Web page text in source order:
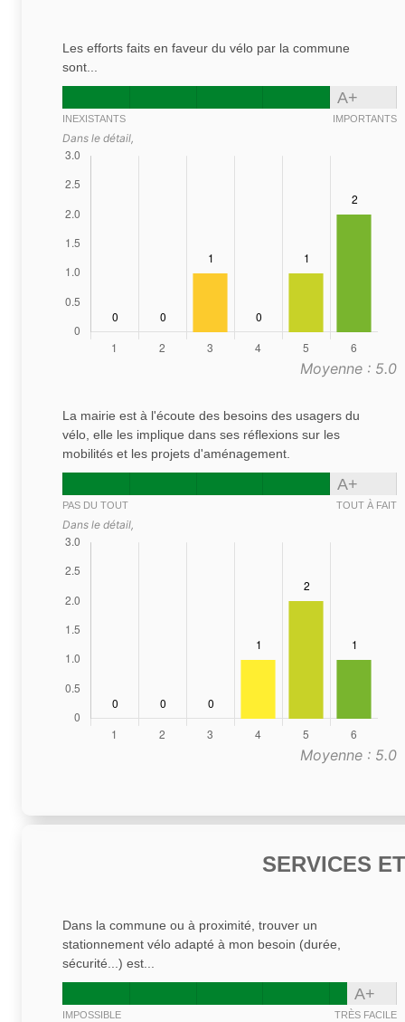
Les efforts faits en faveur du vélo par la commune
sont...
A+
INEXISTANTS IMPORTANTS
Dans le détail,
Moyenne : 5.0
La mairie est à l'écoute des besoins des usagers du
vélo, elle les implique dans ses réflexions sur les
mobilités et les projets d'aménagement.
A+
PAS DU TOUT TOUT À FAIT
Dans le détail,
Moyenne : 5.0
SERVICES
Dans la commune ou à proximité, trouver un
stationnement vélo adapté à mon besoin (durée,
sécurité...) est...
A+
IMPOSSIBLE TRÈS FACILE